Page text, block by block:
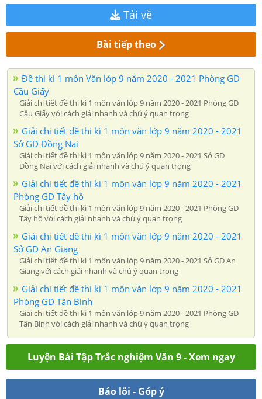
Tải về
Bài tiếp theo
Đề thi kì 1 môn Văn lớp 9 năm 2020 - 2021 Phòng GD
Cầu Giấy
Giải chi tiết đề thi kì 1 môn văn lớp 9 năm 2020 - 2021 Phòng GD
Cầu Giấy với cách giải nhanh và chú ý quan trọng
Giải chi tiết đề thi kì 1 môn văn lớp 9 năm 2020 - 2021
Sở GD Đồng Nai
Giải chi tiết đề thi kì 1 môn văn lớp 9 năm 2020 - 2021 Sở GD
Đồng Nai với cách giải nhanh và chú ý quan trọng
Giải chi tiết đề thi kì 1 môn văn lớp 9 năm 2020 - 2021
Phòng GD Tây hồ
Giải chi tiết đề thi kì 1 môn văn lớp 9 năm 2020 - 2021 Phòng GD
Tây hồ với cách giải nhanh và chú ý quan trọng
Giải chi tiết đề thi kì 1 môn văn lớp 9 năm 2020 - 2021
Sở GD An Giang
Giải chi tiết đề thi kì 1 môn văn lớp 9 năm 2020 - 2021 Sở GD An
Giang với cách giải nhanh và chú ý quan trọng
Giải chi tiết đề thi kì 1 môn văn lớp 9 năm 2020 - 2021
Phòng GD Tân Bình
Giải chi tiết đề thi kì 1 môn văn lớp 9 năm 2020 - 2021 Phòng GD
Tân Bình với cách giải nhanh và chú ý quan trọng
Luyện Bài Tập Trắc nghiệm Văn 9 - Xem ngay
Báo lỗi - Góp ý